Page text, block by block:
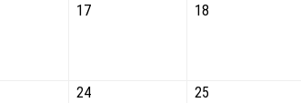
17 18
24 25